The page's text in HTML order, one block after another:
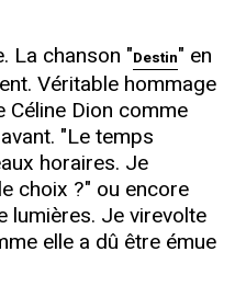
La chanson "Destin" en
Véritable hommage
Céline Dion comme
"Le temps
horaires. Je
choix ?" ou encore
lumières. Je virevolte
elle a dû être émue